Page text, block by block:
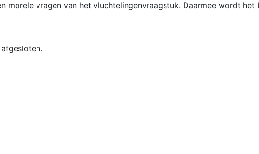
morele vragen van het vluchtelingenvraagstuk. Daarmee wordt